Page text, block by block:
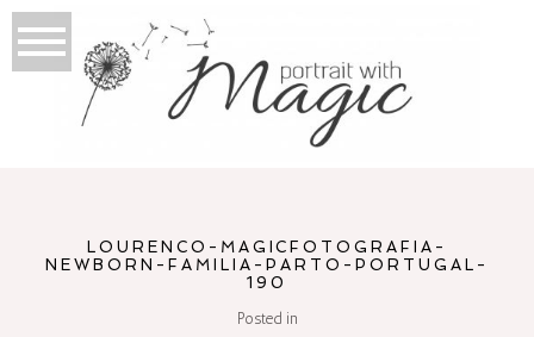
LOURENCO-MAGICFOTOGRAFIA-
NEWBORN-FAMILIA-PARTO-PORTUGAL-
190
Posted in